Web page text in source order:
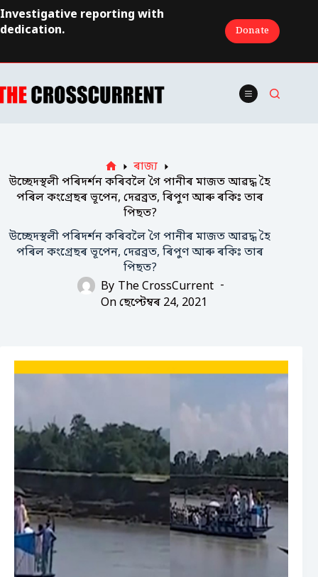
Skip
to
content
Investigative reporting with
dedication.
Donate
Home
ৰাজ্য
উচ্ছেদস্থলী পৰিদৰ্শন কৰিবলৈ গৈ পানীৰ মাজত আৱদ্ধ হৈ
পৰিল কংগ্ৰেছৰ ভূপেন, দেৱব্ৰত, ৰিপুণ আৰু ৰকিঃ তাৰ
পিছত?
উচ্ছেদস্থলী পৰিদৰ্শন কৰিবলৈ গৈ পানীৰ মাজত আৱদ্ধ হৈ
পৰিল কংগ্ৰেছৰ ভূপেন, দেৱব্ৰত, ৰিপুণ আৰু ৰকিঃ তাৰ
পিছত?
By The CrossCurrent
Onছেপ্টেম্বৰ 24, 2021